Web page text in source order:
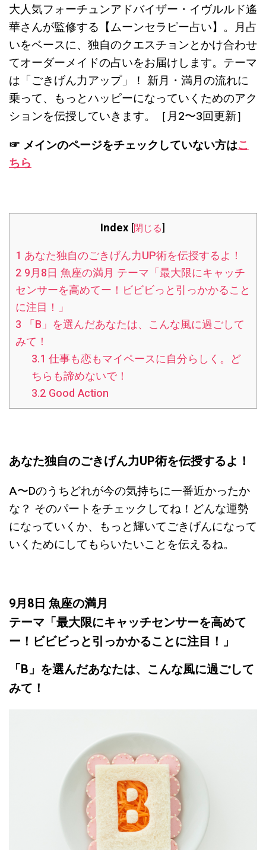
大人気フォーチュンアドバイザー・イヴルルド遙
華さんが監修する【ムーンセラピー占い】。月占
いをベースに、独自のクエスチョンとかけ合わせ
てオーダーメイドの占いをお届けします。テーマ
は「ごきげん力アップ」！ 新月・満月の流れに
乗って、もっとハッピーになっていくためのアク
ションを伝授していきます。［月2〜3回更新］
☞ メインのページをチェックしていない方はこ
ちら
Index [閉じる]
1 あなた独自のごきげん力UP術を伝授するよ！
29月8日 魚座の満月 テーマ「最大限にキャッチ
センサーを高めてー！ビビビっと引っかかること
に注目！」
3 「B」を選んだあなたは、こんな風に過ごして
みて！
3.1 仕事も恋もマイペースに自分らしく。ど
ちらも諦めないで！
3.2 Good Action
あなた独自のごきげん力UP術を伝授するよ！
A〜Dのうちどれが今の気持ちに一番近かったか
な？ そのパートをチェックしてね！どんな運勢
になっていくか、もっと輝いてごきげんになって
いくためにしてもらいたいことを伝えるね。
9月8日 魚座の満月
テーマ「最大限にキャッチセンサーを高めて
ー！ビビビっと引っかかることに注目！」
「B」を選んだあなたは、こんな風に過ごして
みて！